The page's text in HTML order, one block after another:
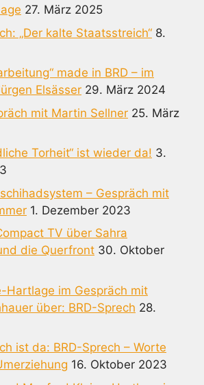
27. März 2025
„Der kalte Staatsstreich“ 8.
made in BRD – im
Elsässer 29. März 2024
mit Martin Sellner 25. März
Torheit“ ist wieder da! 3.
– Gespräch mit
1. Dezember 2023
TV über Sahra
die Querfront 30. Oktober
Hartlage im Gespräch mit
über: BRD-Sprech 28.
ist da: BRD-Sprech – Worte
16. Oktober 2023